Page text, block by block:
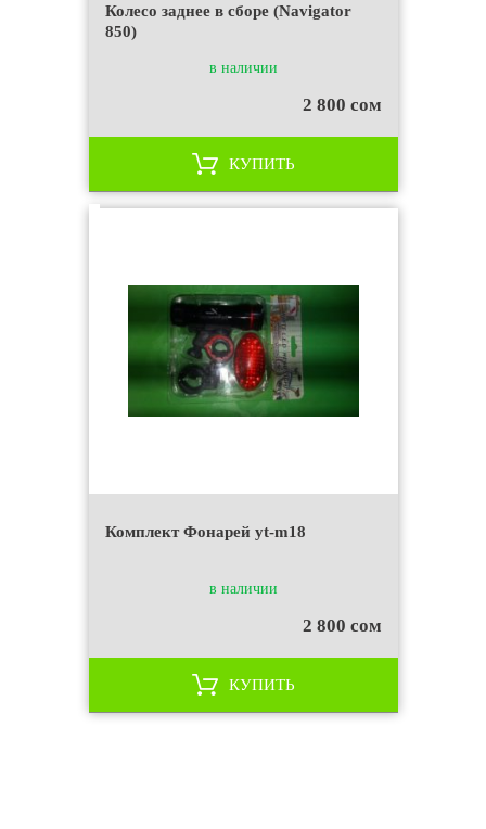
Колесо заднее в сборе (Navigator
850)
в наличии
2 800 сом
КУПИТЬ
Комплект Фонарей yt-m18
в наличии
2 800 сом
КУПИТЬ